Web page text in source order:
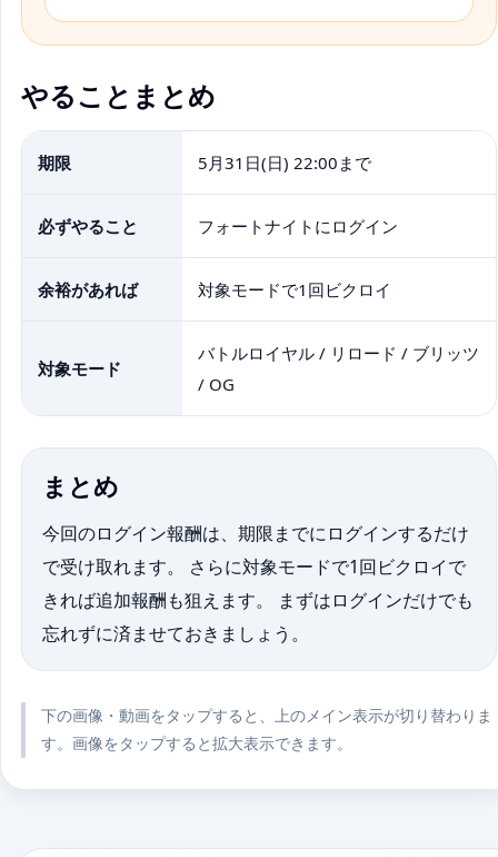
やることまとめ
期限 5月31日(日) 22:00まで
必ずやること フォートナイトにログイン
余裕があれば 対象モードで1回ビクロイ
対象モード
バトルロイヤル / リロード / ブリッツ
/ OG
まとめ
今回のログイン報酬は、期限までにログインするだけ
で受け取れます。 さらに対象モードで1回ビクロイで
きれば追加報酬も狙えます。 まずはログインだけでも
忘れずに済ませておきましょう。
下の画像・動画をタップすると、上のメイン表示が切り替わりま
す。画像をタップすると拡大表示できます。